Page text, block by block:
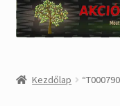
Kosár
Kezdőlap
Kezdőlap